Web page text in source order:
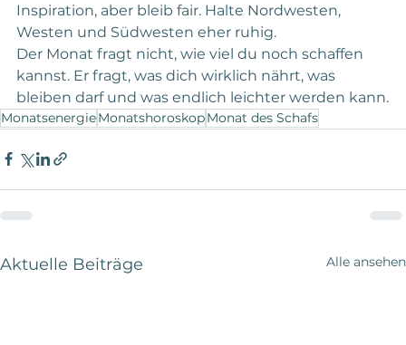
Inspiration, aber bleib fair. Halte Nordwesten,
Westen und Südwesten eher ruhig.
Der Monat fragt nicht, wie viel du noch schaffen
kannst. Er fragt, was dich wirklich nährt, was
bleiben darf und was endlich leichter werden kann.
MonatsenergieMonatshoroskopMonat des Schafs
Aktuelle Beiträge Alle ansehen